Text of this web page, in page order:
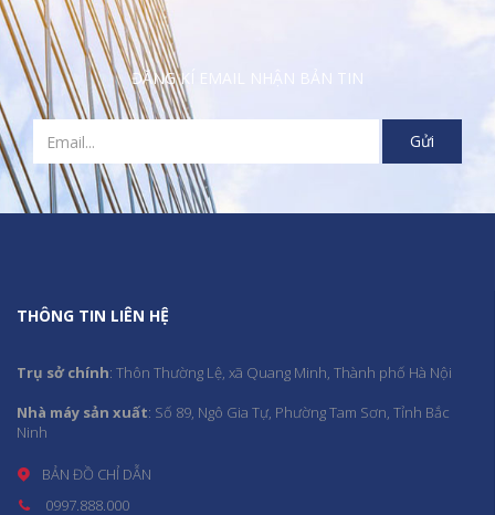
ĐĂNG KÍ EMAIL NHẬN BẢN TIN
THÔNG TIN LIÊN HỆ
Trụ sở chính: Thôn Thường Lệ, xã Quang Minh, Thành phố Hà Nội
Nhà máy sản xuất: Số 89, Ngô Gia Tự, Phường Tam Sơn, Tỉnh Bắc
Ninh
BẢN ĐỒ CHỈ DẪN
0997.888.000